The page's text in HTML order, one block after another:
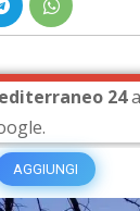
24
AGGIUNGI